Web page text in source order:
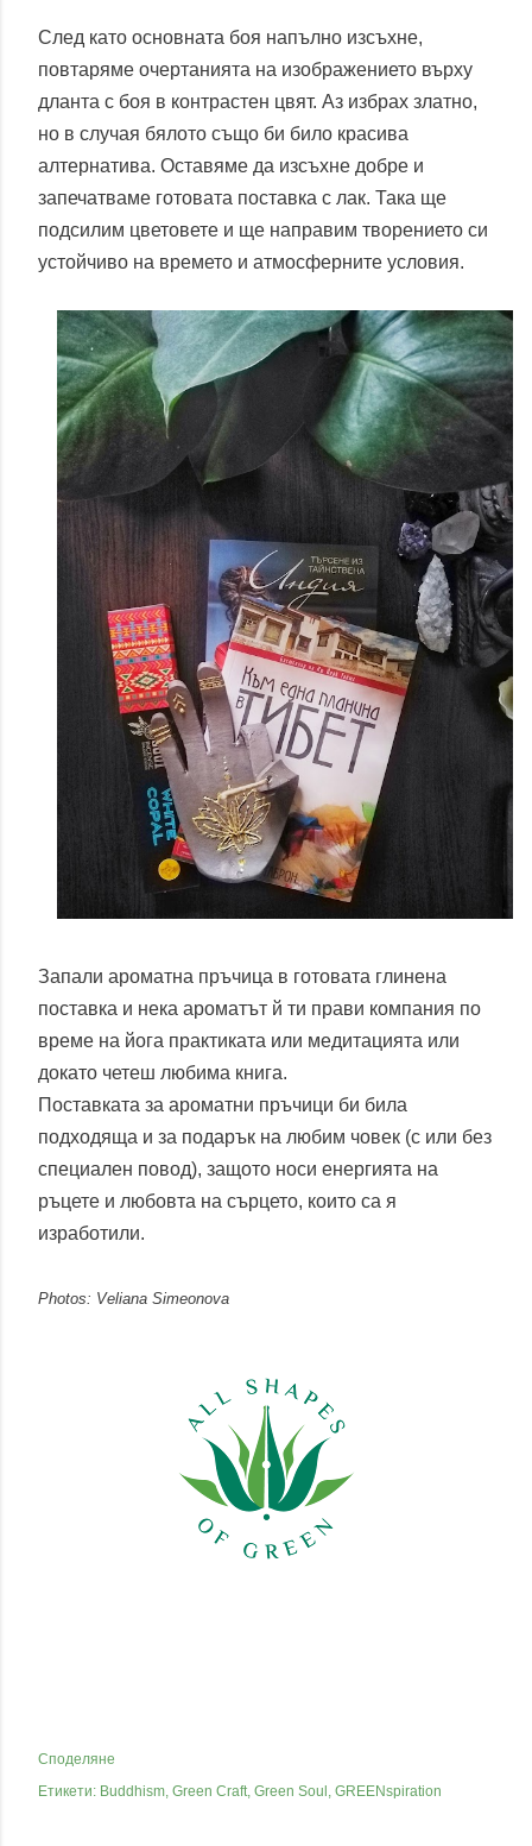
След като основната боя напълно изсъхне,
повтаряме очертанията на изображението върху
дланта с боя в контрастен цвят. Аз избрах златно,
но в случая бялото също би било красива
алтернатива. Оставяме да изсъхне добре и
запечатваме готовата поставка с лак. Така ще
подсилим цветовете и ще направим творението си
устойчиво на времето и атмосферните условия.
Запали ароматна пръчица в готовата глинена
поставка и нека ароматът й ти прави компания по
време на йога практиката или медитацията или
докато четеш любима книга.
Поставката за ароматни пръчици би била
подходяща и за подарък на любим човек (с или без
специален повод), защото носи енергията на
ръцете и любовта на сърцето, които са я
изработили.
Photos: Veliana Simeonova
Споделяне
Етикети: Buddhism Green Craft Green Soul GREENspiration